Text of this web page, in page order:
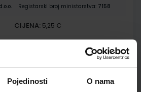
Pojedinosti O nama
Registarski broj ministarstva: 7158
CIJENA: 5,25 €
Omot